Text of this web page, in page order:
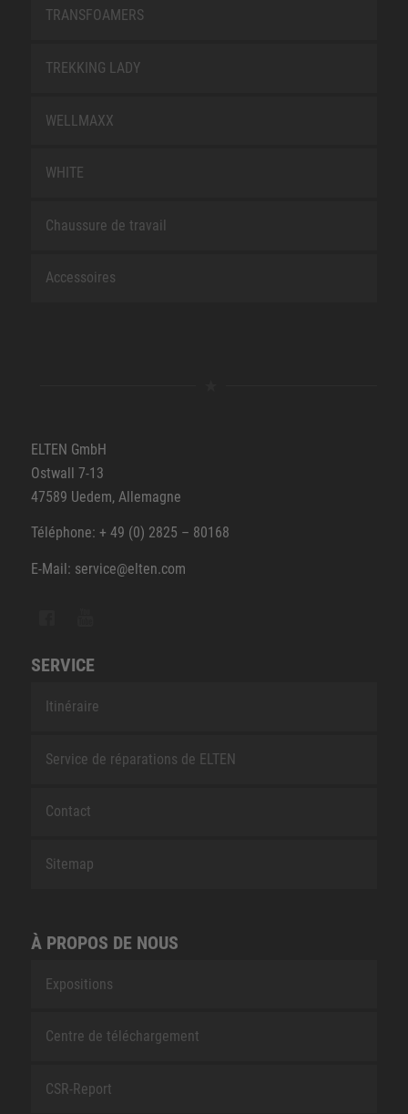
TRANSFOAMERS
TREKKING LADY
WELLMAXX
WHITE
Chaussure de travail
Accessoires
ELTEN GmbH
Ostwall 7-13
47589 Uedem, Allemagne
Téléphone: + 49 (0) 2825 – 80168
E-Mail: service@elten.com
SERVICE
Itinéraire
Service de réparations de ELTEN
Contact
Sitemap
À PROPOS DE NOUS
Expositions
Centre de téléchargement
CSR-Report